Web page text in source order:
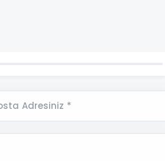
Adresiniz *